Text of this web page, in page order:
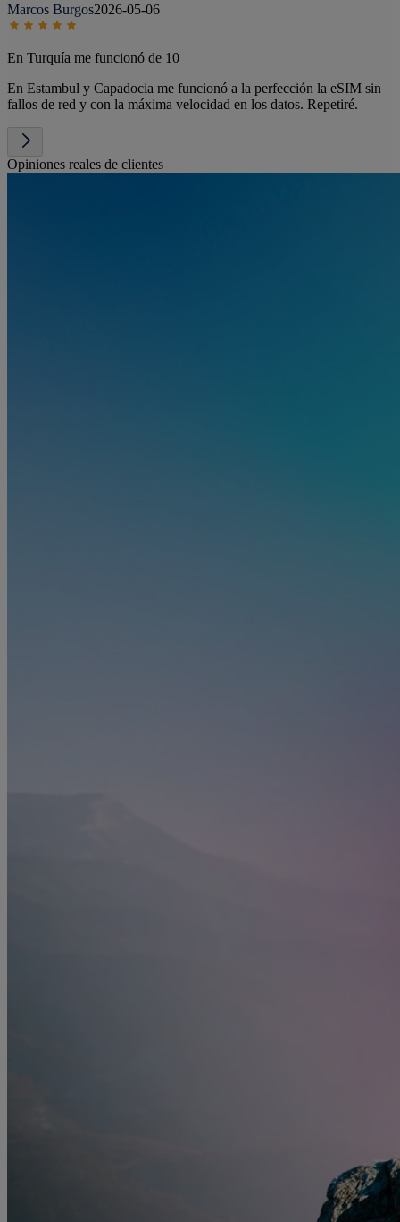
Marcos Burgos2026-05-06
En Turquía me funcionó de 10
En Estambul y Capadocia me funcionó a la perfección la eSIM sin
fallos de red y con la máxima velocidad en los datos. Repetiré.
Opiniones reales de clientes